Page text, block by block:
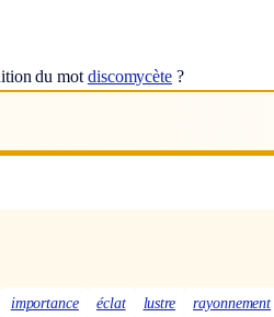
du mot discomycète ?
importance éclat lustre rayonnement